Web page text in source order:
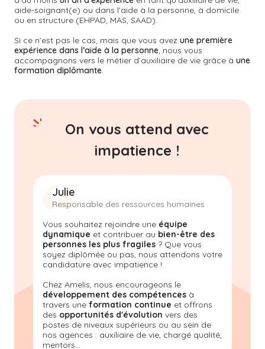
aide-soignant(e) ou dans l’aide à la personne, à domicile
ou en structure (EHPAD, MAS, SAAD).
Si ce n’est pas le cas, mais que vous avez une première
expérience dans l’aide à la personne, nous vous
accompagnons vers le métier d’auxiliaire de vie grâce à une
formation diplômante.
On vous attend avec
impatience !
Julie
Responsable des ressources humaines
Vous souhaitez rejoindre une équipe
dynamique et contribuer au bien-être des
personnes les plus fragiles ? Que vous
soyez diplômée ou pas, nous attendons votre
candidature avec impatience !
Chez Amelis, nous encourageons le
développement des compétences à
travers une formation continue et offrons
des opportunités d'évolution vers des
postes de niveaux supérieurs ou au sein de
nos agences : auxiliaire de vie, chargé qualité,
mentors...